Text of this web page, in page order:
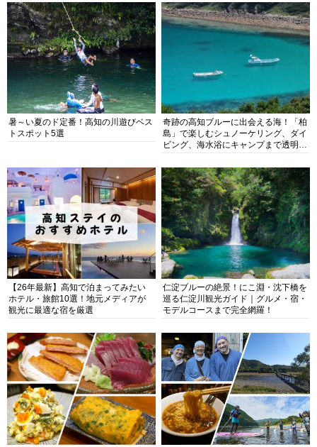
暑～い夏のド定番！高知の川遊びベス
トスポット5選
奇跡の高知ブルーに出会える海！「柏
島」で楽しむシュノーケリング、ダイ
ビング、海水浴にキャンプまで透明度
【26年最新】高知で泊まってみたい
ホテル・旅館10選！地元メディアが
観光に最適な宿を厳選
仁淀ブルーの絶景！にこ淵・沈下橋を
巡る仁淀川観光ガイド｜グルメ・宿・
モデルコースまで完全網羅！